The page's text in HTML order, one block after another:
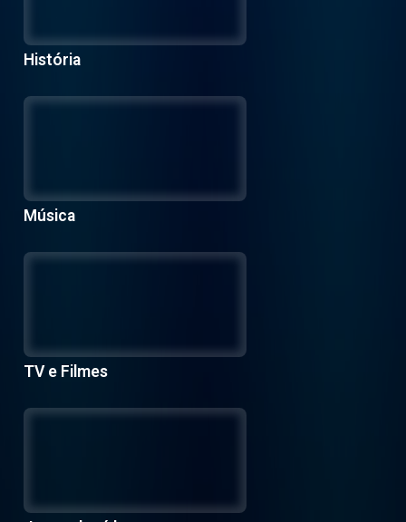
História
Música
TV e Filmes